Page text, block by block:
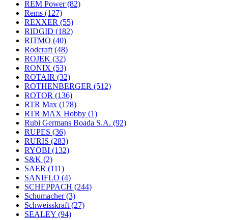
REM Power(82)
Rems (127)
REXXER (55)
RIDGID (182)
RITMO (40)
Rodcraft (48)
ROJEK (32)
RONIX (53)
ROTAIR (32)
ROTHENBERGER (512)
ROTOR (136)
RTR Max (178)
RTR MAX Hobby (1)
Rubi Germans Boada S.A. (92)
RUPES (36)
RURIS (283)
RYOBI (132)
S&K (2)
SAER (111)
SANIFLO (4)
SCHEPPACH (244)
Schumacher(3)
Schweisskraft (27)
SEALEY (94)